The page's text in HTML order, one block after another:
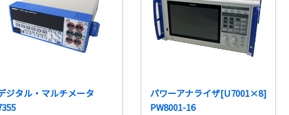
ジタル・マルチメータ
パワーアナライザ[U7001×8]
PW8001-16